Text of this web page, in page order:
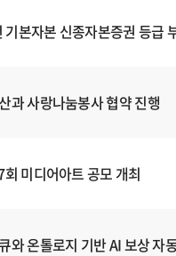
본자본 신종자본증권 등급
과 사랑나눔봉사 협약 진행
미디어아트 공모 개최
와 온톨로지 기반 AI 보상 자